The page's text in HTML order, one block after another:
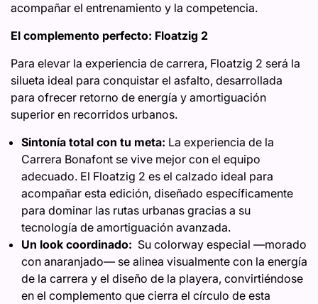
acompañar el entrenamiento y la competencia.
El complemento perfecto: Floatzig 2
Para elevar la experiencia de carrera, Floatzig 2 será la
silueta ideal para conquistar el asfalto, desarrollada
para ofrecer retorno de energía y amortiguación
superior en recorridos urbanos.
Sintonía total con tu meta: La experiencia de la
Carrera Bonafont se vive mejor con el equipo
adecuado. El Floatzig 2 es el calzado ideal para
acompañar esta edición, diseñado específicamente
para dominar las rutas urbanas gracias a su
tecnología de amortiguación avanzada.
Un look coordinado: Su colorway especial —morado
con anaranjado— se alinea visualmente con la energía
de la carrera y el diseño de la playera, convirtiéndose
en el complemento que cierra el círculo de esta